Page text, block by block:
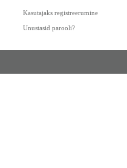
Kasutajaks registreerumine
Unustasid parooli?